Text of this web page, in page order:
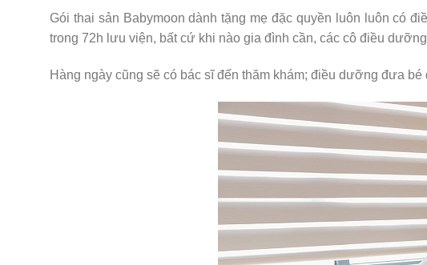
Gói thai sản Babymoon dành tặng mẹ đặc quyền luôn luôn có
trong 72h lưu viện, bất cứ khi nào gia đình cần, các cô điều
Hàng ngày cũng sẽ có bác sĩ đến thăm khám; điều dưỡng đưa